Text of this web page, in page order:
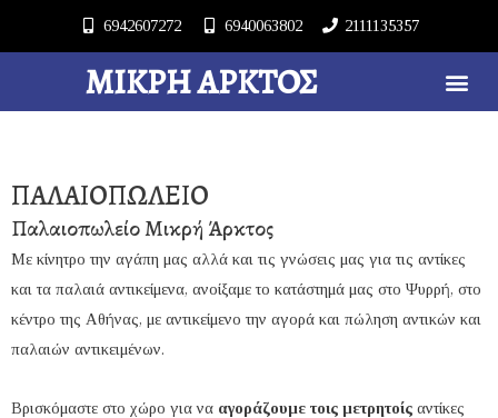
6942607272 6940063802 2111135357
ΜΙΚΡΉ ΆΡΚΤΟΣ
ΠΑΛΑΙΟΠΩΛΕΙΟ
Παλαιοπωλείο Μικρή Άρκτος
Με κίνητρο την αγάπη μας αλλά και τις γνώσεις μας για τις αντίκες
και τα παλαιά αντικείμενα, ανοίξαμε το κατάστημά μας στο Ψυρρή, στο
κέντρο της Αθήνας, με αντικείμενο την αγορά και πώληση αντικών και
παλαιών αντικειμένων.
Βρισκόμαστε στο χώρο για να αγοράζουμε τοις μετρητοίς αντίκες